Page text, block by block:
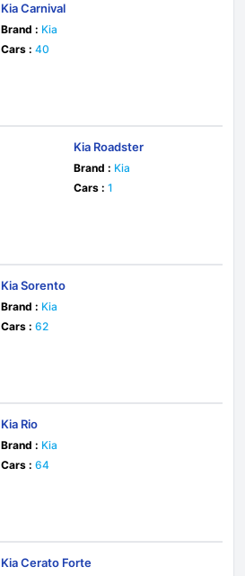
Kia Carnival
Brand : Kia
Cars : 40
Kia Roadster
Brand : Kia
Cars : 1
Kia Sorento
Brand : Kia
Cars : 62
Kia Rio
Brand : Kia
Cars : 64
Kia Cerato Forte